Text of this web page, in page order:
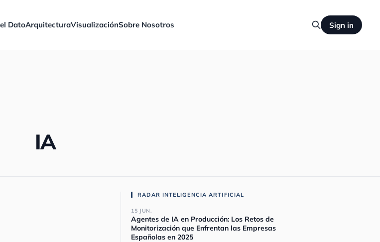
DatoArquitecturaVisualizaciónSobre Nosotros Sign in
IA
RADAR INTELIGENCIA ARTIFICIAL
15 JUN.
Agentes de IA en Producción: Los Retos de
Monitorización que Enfrentan las Empresas
Españolas en 2025